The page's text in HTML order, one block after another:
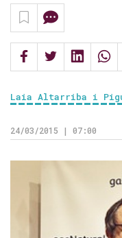
Laia Altarriba i
24/03/2015 | 07:00